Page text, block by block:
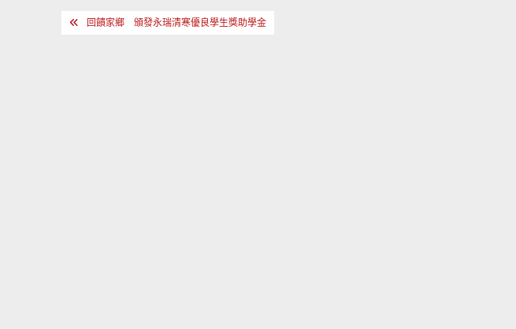
文 回饋家鄉 頒發永瑞清寒優良學生獎助學金